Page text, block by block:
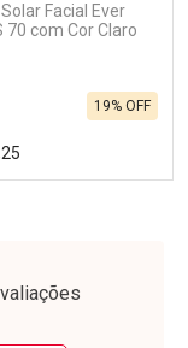
Desconto
sem Desconto
Facial Ever
70 com Cor Claro
19% OFF